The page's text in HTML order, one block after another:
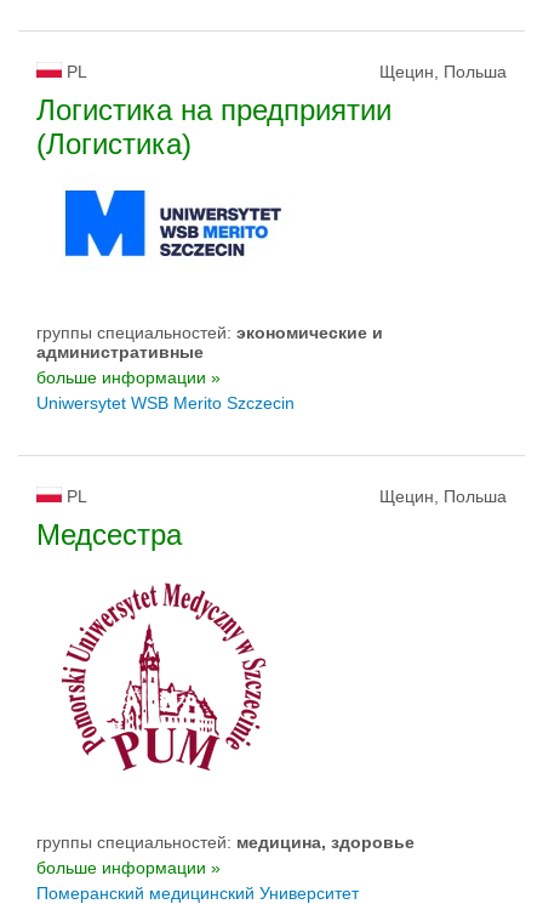
PL Щецин, Польша
Логистика на предприятии
(Логистика)
группы специальностей: экономические и
административные
больше информации »
Uniwersytet WSB Merito Szczecin
PL Щецин, Польша
Медсестра
группы специальностей: медицина, здоровье
больше информации »
Померанский медицинский Университет